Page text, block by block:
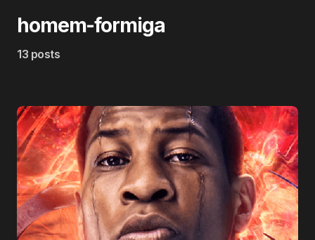
homem-formiga
13 posts